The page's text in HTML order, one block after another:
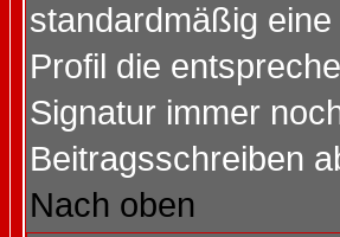
standardmäßig
Profil die
Signatur immer
Beitragsschreiben
Nach oben